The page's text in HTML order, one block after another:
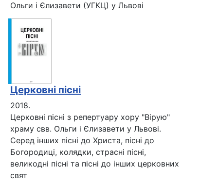
Ольги і Єлизавети (УГКЦ) у Львові
Церковні пісні
2018.
Церковні пісні з репертуару хору "Вірую"
храму свв. Ольги і Єлизавети у Львові.
Серед інших пісні до Христа, пісні до
Богородиці, колядки, страсні пісні,
великодні пісні та пісні до інших церковних
свят